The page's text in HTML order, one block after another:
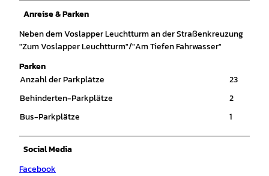
Anreise & Parken
Neben dem Voslapper Leuchtturm an der Straßenkreuzung
"Zum Voslapper Leuchtturm"/"Am Tiefen Fahrwasser"
Parken
Anzahl der Parkplätze
23
Behinderten-Parkplätze
2
Bus-Parkplätze
1
Social Media
Facebook